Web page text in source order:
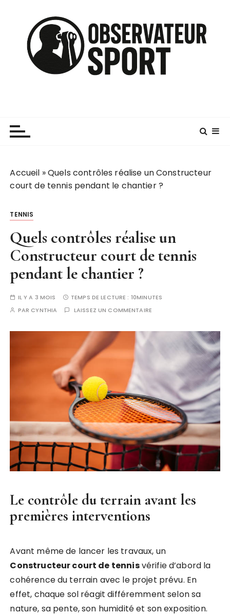
Accueil »Quels contrôles réalise un Constructeur
court de tennis pendant le chantier ?
TENNIS
Quels contrôles réalise un
Constructeur court de tennis
pendant le chantier ?
IL Y A 3 MOIS TEMPS DE LECTURE : 10MINUTES
PAR CYNTHIA LAISSEZ UN COMMENTAIRE
Le contrôle du terrain avant les
premières interventions
Avant même de lancer les travaux, un
Constructeur court de tennisvérifie d’abord la
cohérence du terrain avec le projet prévu. En
effet, chaque sol réagit différemment selon sa
nature, sa pente, son humidité et son exposition.